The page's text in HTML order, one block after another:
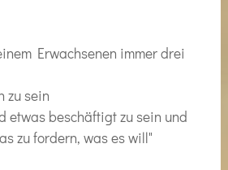
Erwachsenen immer drei
zu sein
etwas beschäftigt zu sein und
zu fordern, was es will"